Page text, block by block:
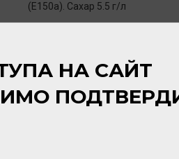
(Е150а). Сахар 5.5 г/л
Золотистый с оранжевыми
Букет ароматов насыщен:
НА САЙТ